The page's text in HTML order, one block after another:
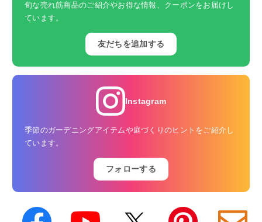
旬な売れ筋商品のご紹介やお得な情報、クーポンをお届けし
ています。
友だちを追加する
Instagram
季節のガーデニングアイテムや庭づくりのヒントをご紹介し
ています。
フォローする